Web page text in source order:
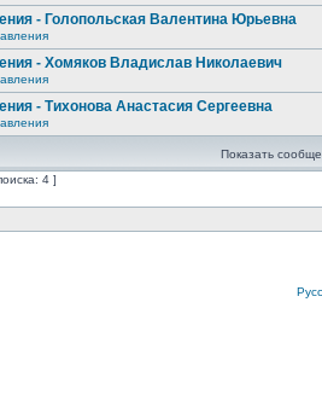
- Голопольская Валентина Юрьевна
- Хомяков Владислав Николаевич
- Тихонова Анастасия Сергеевна
Показать
4 ]